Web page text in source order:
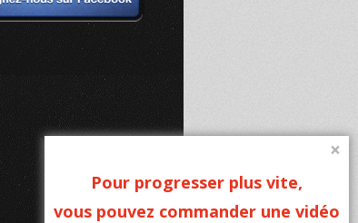
Pour progresser plus vite,
vous pouvez commander une vidéo
×